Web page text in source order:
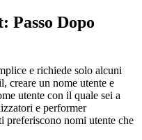
Passo Dopo
e richiede solo alcuni
creare un nome utente e
utente con il quale sei a
e performer
preferiscono nomi utente che